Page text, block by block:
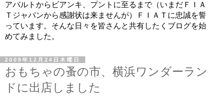
アバルトからビアンキ、プントに至るまで（いまだＦＩＡ
Ｔジャパンから感謝状は来ませんが）ＦＩＡＴに忠誠を誓
っています。そんな日々を皆さんと共有したくブログを始
めてみました。
2009年12月24日木曜日
おもちゃの蚤の市、横浜ワンダーラン
ドに出店しました